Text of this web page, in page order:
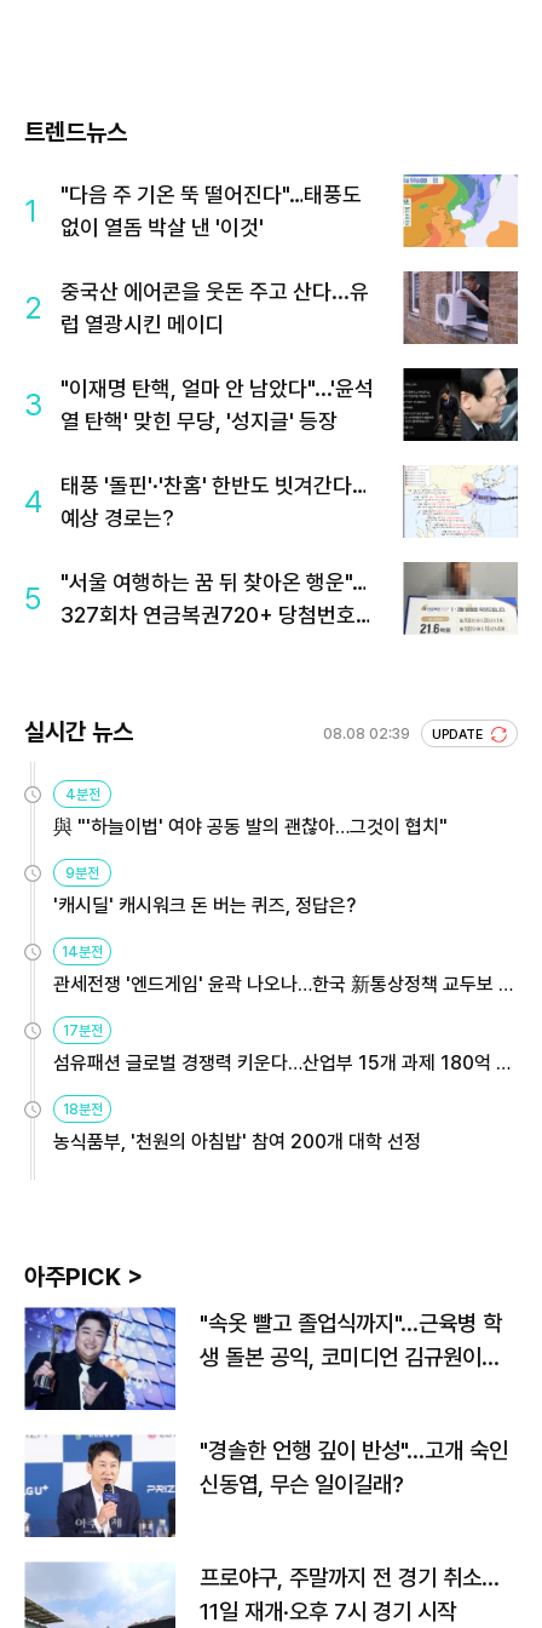
트렌드뉴스
1
"다음 주 기온 뚝 떨어진다"…태풍도
없이 열돔 박살 낸 '이것'
2
중국산 에어콘을 웃돈 주고 산다...유
럽 열광시킨 메이디
3
"이재명 탄핵, 얼마 안 남았다"...'윤석
열 탄핵' 맞힌 무당, '성지글' 등장
4
태풍 '돌핀'·'찬홈' 한반도 빗겨간다…
예상 경로는?
5
"서울 여행하는 꿈 뒤 찾아온 행운"…
327회차 연금복권720+ 당첨번호조
실시간 뉴스 08.08 02:39 UPDATE
4분전
與 "'하늘이법' 여야 공동 발의 괜찮아…그것이 협치"
9분전
'캐시딜' 캐시워크 돈 버는 퀴즈, 정답은?
14분전
관세전쟁 '엔드게임' 윤곽 나오나…한국 新통상정책 교두보 활
용해야
17분전
섬유패션 글로벌 경쟁력 키운다…산업부 15개 과제 180억 지
원
18분전
농식품부, '천원의 아침밥' 참여 200개 대학 선정
아주PICK >
"속옷 빨고 졸업식까지"…근육병 학
생 돌본 공익, 코미디언 김규원이었
"경솔한 언행 깊이 반성"…고개 숙인
신동엽, 무슨 일이길래?
프로야구, 주말까지 전 경기 취소…
11일 재개·오후 7시 경기 시작